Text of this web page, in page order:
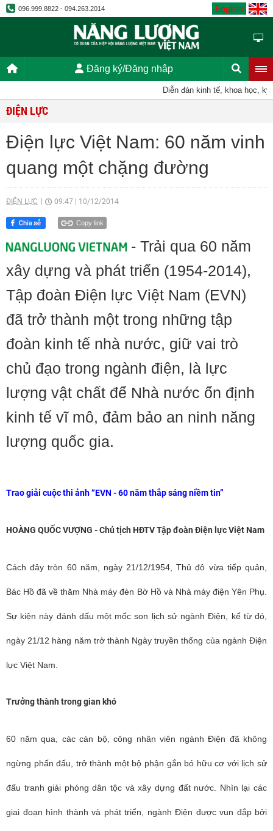
096.999.8822 - 094.263.2014 English
Đăng ký/Đăng nhập
Diễn đàn kinh tế, khoa học, kỹ
ĐIỆN LỰC
Điện lực Việt Nam: 60 năm vinh
quang một chặng đường
ĐIỆN LỰC 09:47 10/12/2014
Copy link
- Trải qua 60 năm
xây dựng và phát triển (1954-2014),
Tập đoàn Điện lực Việt Nam (EVN)
đã trở thành một trong những tập
đoàn kinh tế nhà nước, giữ vai trò
chủ đạo trong ngành điện, là lực
lượng vật chất để Nhà nước ổn định
kinh tế vĩ mô, đảm bảo an ninh năng
lượng quốc gia.
Trao giải cuộc thi ảnh “EVN - 60 năm thắp sáng niềm tin”
HOÀNG QUỐC VƯỢNG - Chủ tịch HĐTV Tập đoàn Điện lực Việt Nam
Cách đây tròn 60 năm, ngày 21/12/1954, Thủ đô vừa tiếp quản,
Bác Hồ đã về thăm Nhà máy đèn Bờ Hồ và Nhà máy điện Yên Phụ.
Sự kiện này đánh dấu một mốc son lịch sử ngành Điện, kể từ đó,
ngày 21/12 hàng năm trở thành Ngày truyền thống của ngành Điện
lực Việt Nam.
Trưởng thành trong gian khó
60 năm qua, các cán bộ, công nhân viên ngành Điện đã không
ngừng phấn đấu, trở thành một bộ phận gắn bó hữu cơ với lịch sử
đấu tranh giải phóng dân tộc và xây dựng đất nước. Nhìn lại các
giai đoạn hình thành và phát triển, ngành Điện được vun đắp bởi